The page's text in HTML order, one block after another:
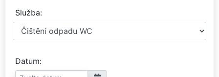
Služba
Datum